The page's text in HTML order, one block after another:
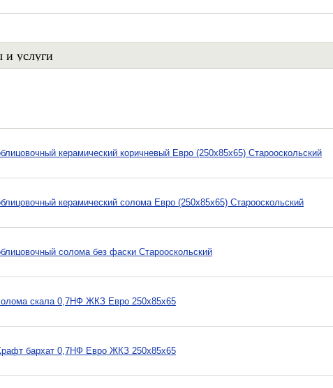
услуги
керамический коричневый Евро (250х85х65) Старооскольский
керамический солома Евро (250х85х65) Старооскольский
солома без фаски Старооскольский
скала 0,7НФ ЖКЗ Евро 250х85х65
бархат 0,7НФ Евро ЖКЗ 250х85х65